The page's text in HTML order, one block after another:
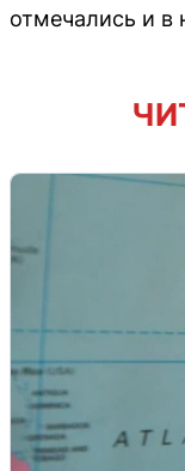
отмечались и в